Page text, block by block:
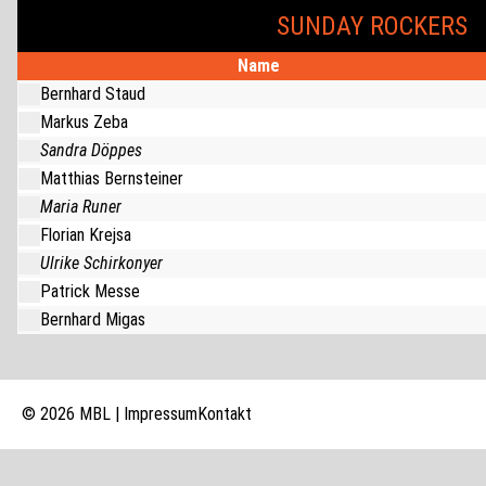
SUNDAY ROCKERS
Name
Bernhard Staud
Markus Zeba
Sandra Döppes
Matthias Bernsteiner
Maria Runer
Florian Krejsa
Ulrike Schirkonyer
Patrick Messe
Bernhard Migas
© 2026 MBL | ImpressumKontakt